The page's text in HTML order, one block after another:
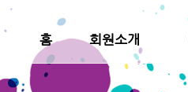
홈 회원소개